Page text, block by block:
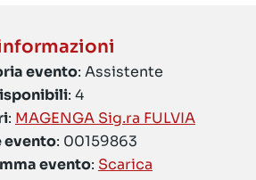
evento: Assistente
: 4
: MAGENGA Sig.ra FULVIA
evento: 00159863
evento: Scarica